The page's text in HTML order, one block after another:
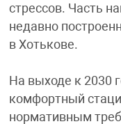
стрессов. Часть
недавно
в Хотькове.
На выходе к 2030
комфортный
нормативным